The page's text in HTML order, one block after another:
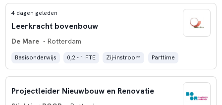
4 dagen geleden
Leerkracht bovenbouw
De Mare - Rotterdam
Basisonderwijs 0,2 - 1 FTE Zij-instroom Parttime
Projectleider Nieuwbouw en Renovatie